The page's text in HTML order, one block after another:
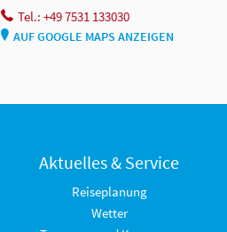
Tel.: +49 7531 133030
AUF GOOGLE MAPS ANZEIGEN
Aktuelles & Service
Reiseplanung
Wetter